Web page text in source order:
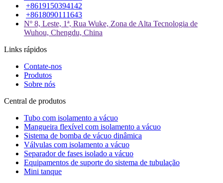
+8619150394142
+8618090111643
Nº 8, Leste, 1ª, Rua Wuke, Zona de Alta Tecnologia de
Wuhou, Chengdu, China
Links rápidos
Contate-nos
Produtos
Sobre nós
Central de produtos
Tubo com isolamento a vácuo
Mangueira flexível com isolamento a vácuo
Sistema de bomba de vácuo dinâmica
Válvulas com isolamento a vácuo
Separador de fases isolado a vácuo
Equipamentos de suporte do sistema de tubulação
Mini tanque